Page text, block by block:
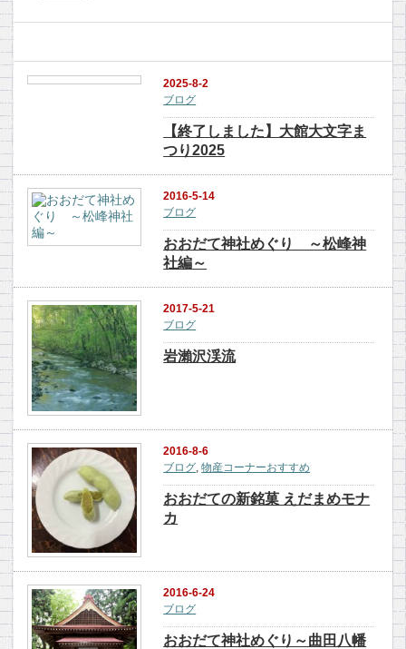
2025-8-2
ブログ
【終了しました】大館大文字ま
つり2025
2016-5-14
ブログ
おおだて神社めぐり ～松峰神
社編～
2017-5-21
ブログ
岩瀨沢渓流
2016-8-6
ブログ ,物産コーナーおすすめ
おおだての新銘菓 えだまめモナ
カ
2016-6-24
ブログ
おおだて神社めぐり～曲田八幡